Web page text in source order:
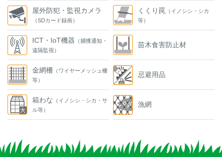
屋外防犯・監視カメラ
（SDカード録画）
ICT・IoT機器 （捕獲通知・
遠隔監視）
金網柵 （ワイヤーメッシュ柵
等）
箱わな （イノシシ・シカ・サ
ル等）
くくり罠 （イノシシ・シカ
等）
苗木食害防止材
忌避用品
漁網